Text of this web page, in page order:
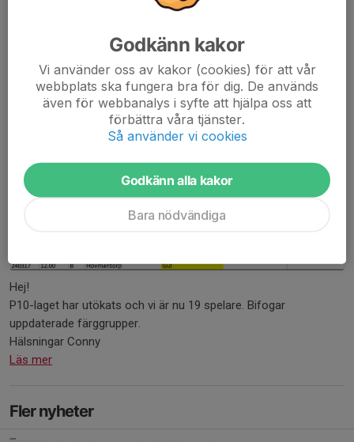
Uppdaterade färggrupper 26 nov.
26 nov 2023 0 kommentarer
Hej!
P10-laget har utökats och vi är nu 19 spelare. Bifogar
uppdaterade färggrupper.
Hälsningar Conny
Läs mer
Fler nyheter
Godkänn kakor
Vi använder oss av kakor (cookies) för att vår
webbplats ska fungera bra för dig. De används
även för webbanalys i syfte att hjälpa oss att
förbättra våra tjänster.
Så använder vi cookies
Godkänn alla kakor
Bara nödvändiga